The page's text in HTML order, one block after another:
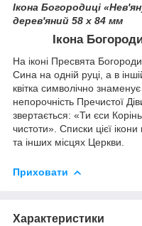
Ікона Богородиці
дерев'яний 58 х 84 мм
Ікона
На іконі Пресвята
Сина на одній руці, а в
квітка символічно
непорочність Пречистої
звертається: «Ти єси
чистоти». Списки цієї
та інших місцях Церкви.
Приховати
Характеристики